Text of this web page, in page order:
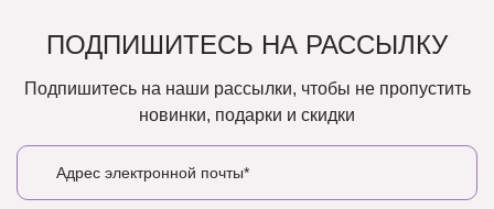
ПОДПИШИТЕСЬ НА РАССЫЛКУ
Подпишитесь на наши рассылки, чтобы не пропустить
новинки, подарки и скидки